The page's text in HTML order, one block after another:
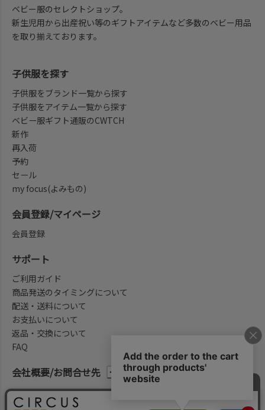
ベビー服のセレクトショップ。
新生児用から出産祝い等のギフトアイテムなど多数のベビー用品
を取り揃えております。
会社概要/お問合せ先
子供服を探す
子供服をブランド一覧から探す
子供服をアイテム一覧から探す
ベビー服ギフト通販のCWTCH
新作
再入荷
予約
セール
my focus(よみもの)
会員登録/マイページ
会員登録
サポート
ご利用ガイド
商品発送のタイミングについて
配送・送料について
お支払いについて
返品・交換について
FAQ